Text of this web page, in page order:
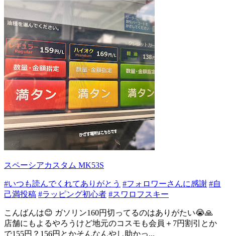
スペーシアカスタム MK53S
#いつも読んでくれてありがとう #フォロワーさんに感謝 #自
己満投稿 #ラッピング初心者 #スワロフスキー
こんばんは😊 ガソリン160円切ってるのはありがたい😭🙏
店舗にもよるやろうけど地元のコスモも会員＋7円割引とか
で155円？156円とかそんなんやし助かっ...